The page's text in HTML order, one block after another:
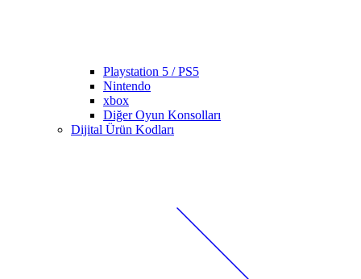
Playstation 5 / PS5
Nintendo
xbox
Diğer Oyun Konsolları
Dijital Ürün Kodları